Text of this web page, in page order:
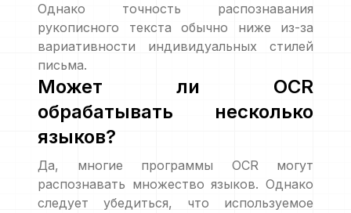
Однако точность распознавания
рукописного текста обычно ниже из-за
вариативности индивидуальных стилей
письма.
Может ли OCR
обрабатывать несколько
языков?
Да, многие программы OCR могут
распознавать множество языков. Однако
следует убедиться, что используемое